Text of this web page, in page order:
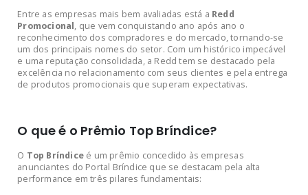
Entre as empresas mais bem avaliadas está a Redd
Promocional, que vem conquistando ano após ano o
reconhecimento dos compradores e do mercado, tornando-se
um dos principais nomes do setor. Com um histórico impecável
e uma reputação consolidada, a Redd tem se destacado pela
excelência no relacionamento com seus clientes e pela entrega
de produtos promocionais que superam expectativas.
O que é o Prêmio Top Bríndice?
O Top Bríndice é um prêmio concedido às empresas
anunciantes do Portal Bríndice que se destacam pela alta
performance em três pilares fundamentais: